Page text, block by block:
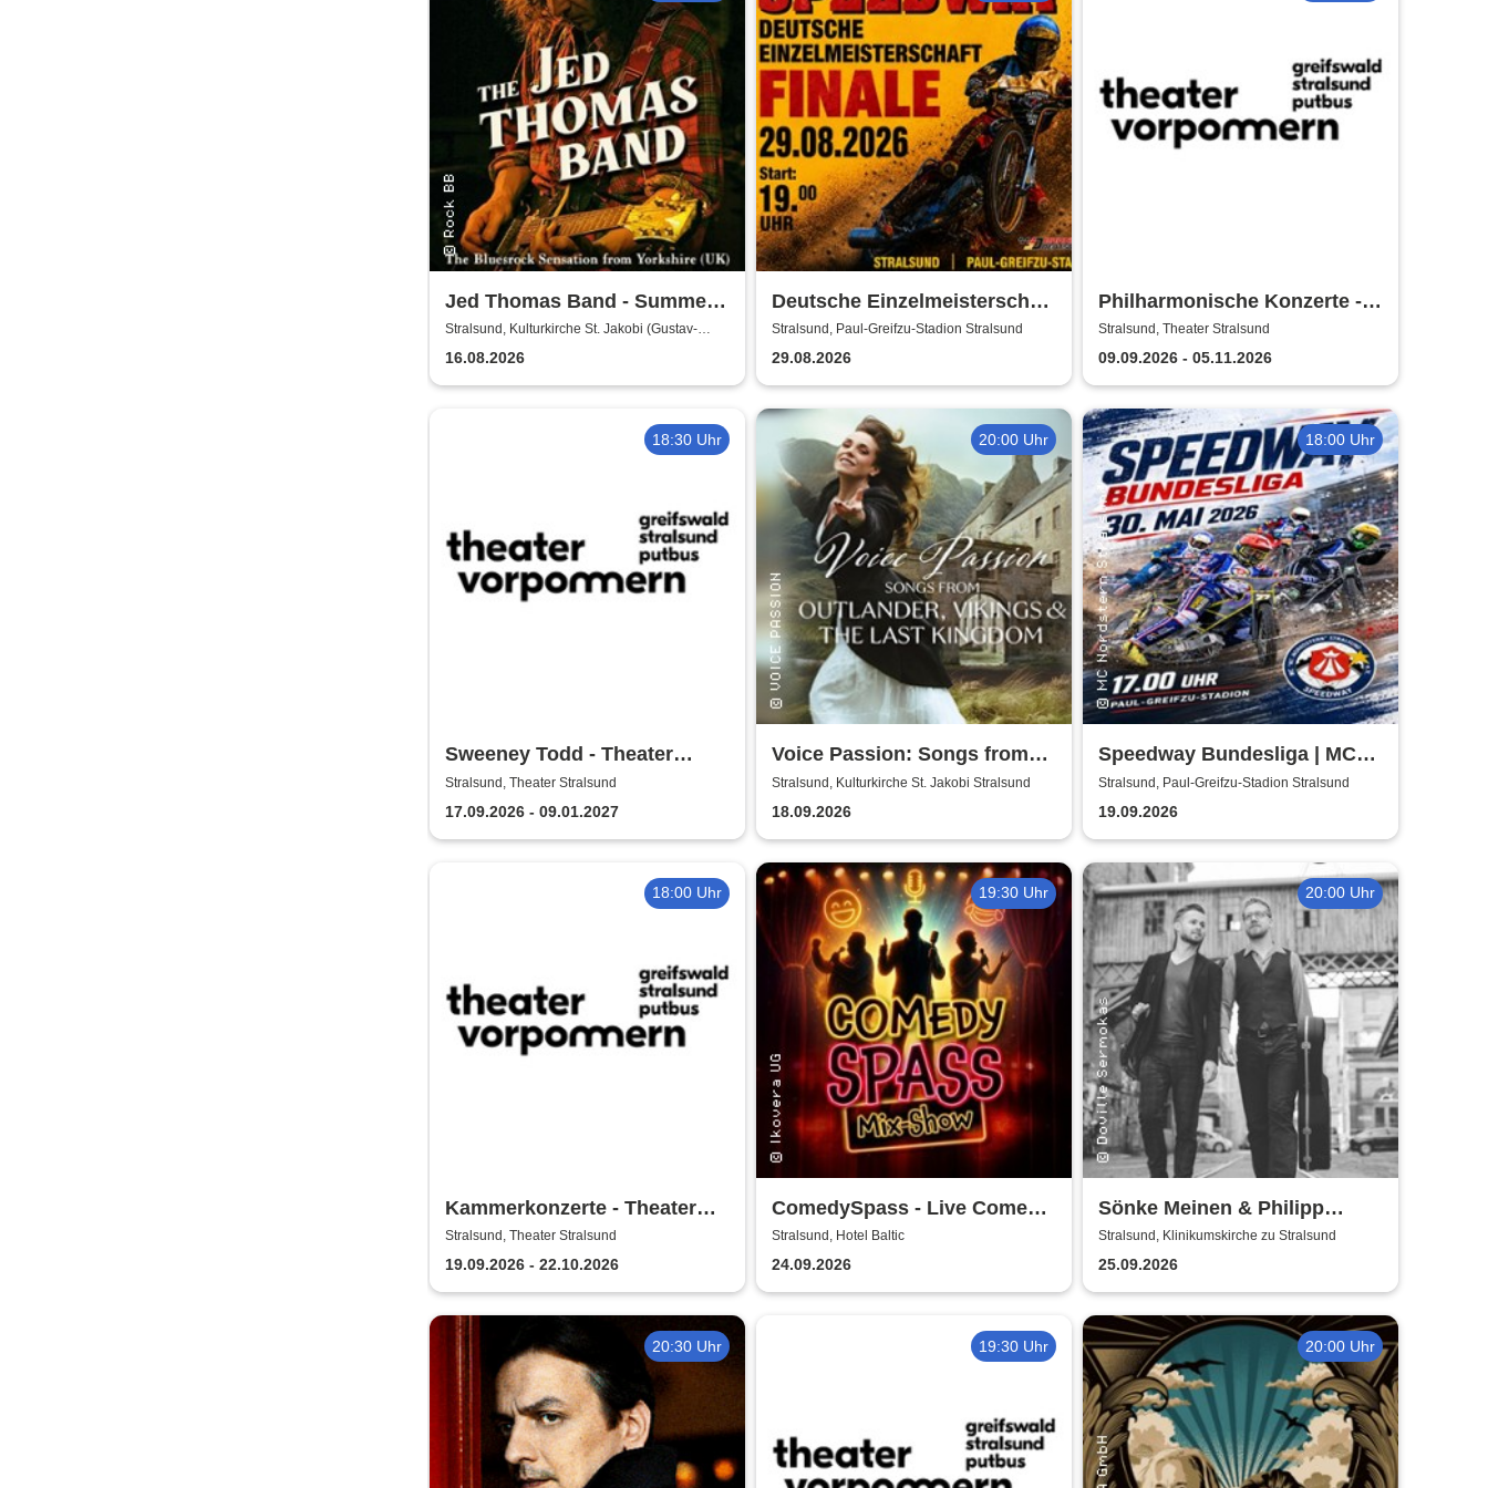
Jed Thomas Band - Summer
Tour 2026
Stralsund, Kulturkirche St. Jakobi (Gustav-
Adolf-Saal)
16.08.2026
Deutsche Einzelmeisterschaft
Finale | MC Nordstern
Stralsund
Stralsund, Paul-Greifzu-Stadion Stralsund
29.08.2026
Philharmonische Konzerte -
Theater Vorpommern
Stralsund, Theater Stralsund
09.09.2026 - 05.11.2026
18:30 Uhr
Sweeney Todd - Theater
Vorpommern
Stralsund, Theater Stralsund
17.09.2026 - 09.01.2027
20:00 Uhr
Voice Passion: Songs from
Outlander, Vikings & The Last
Kingdom
Stralsund, Kulturkirche St. Jakobi Stralsund
18.09.2026
18:00 Uhr
Speedway Bundesliga | MC
Nordstern Stralsund
Stralsund, Paul-Greifzu-Stadion Stralsund
19.09.2026
18:00 Uhr
Kammerkonzerte - Theater
Vorpommern
Stralsund, Theater Stralsund
19.09.2026 - 22.10.2026
19:30 Uhr
ComedySpass - Live Comedy
Mix-Show
Stralsund, Hotel Baltic
24.09.2026
20:00 Uhr
Sönke Meinen & Philipp
Wiechert | Konzert in
Klinikumskirche Strasund
Stralsund, Klinikumskirche zu Stralsund
25.09.2026
20:30 Uhr 19:30 Uhr 20:00 Uhr